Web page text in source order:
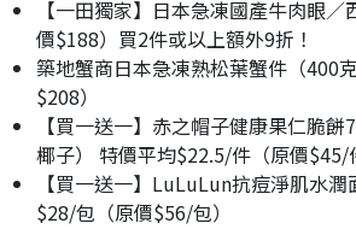
【一田獨家】日本急凍國產牛肉眼
價$188）買2件或以上額外9折！
築地蟹商日本急凍熟松葉蟹件（400
$208）
【買一送一】赤之帽子健康果仁脆
椰子） 特價平均$22.5/件（原價$45/
【買一送一】LuLuLun抗痘淨肌水
$28/包（原價$56/包）